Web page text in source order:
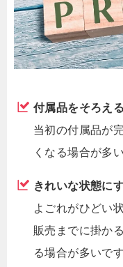
付属品をそろえる
当初の付属品が
くなる場合が多
きれいな状態に
よごれがひどい
販売までに掛か
る場合が多いです